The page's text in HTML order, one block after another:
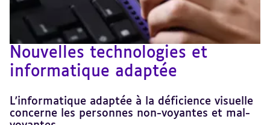
Nouvelles technologies et
informatique adaptée
L'informatique adaptée à la déficience visuelle
concerne les personnes non-voyantes et mal-